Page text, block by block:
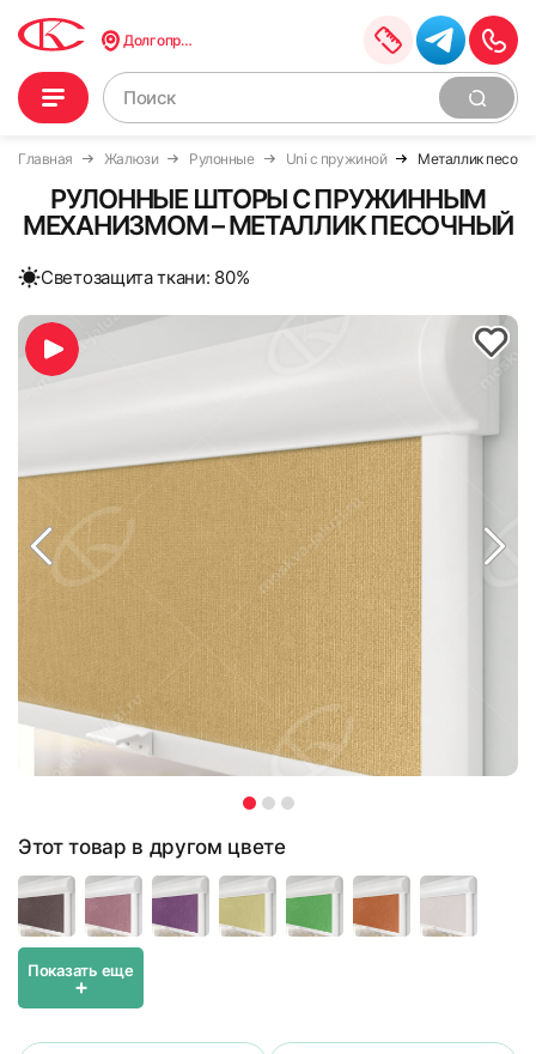
Долгопрудный
Главная Жалюзи Рулонные Uni с пружиной Металлик
РУЛОННЫЕ ШТОРЫ С ПРУЖИННЫМ
МЕХАНИЗМОМ – МЕТАЛЛИК ПЕСОЧНЫЙ
Cветозащита ткани: 80%
Этот товар в другом цвете
Показать еще
+